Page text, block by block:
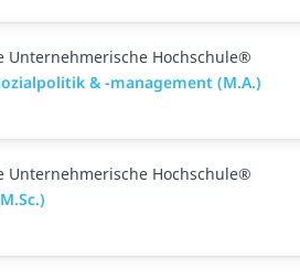
Unternehmerische Hochschule®
& -management (M.A.)
Unternehmerische Hochschule®